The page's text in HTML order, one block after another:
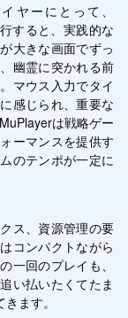
ヤーにとって、
すると、実践的な
大きな画面でずっ
幽霊に突かれる前
マウス入力でタイ
感じられ、重要な
は戦略ゲー
ーマンスを提供す
のテンポが一定に
ス、資源管理の要
コンパクトながら
一回のプレイも、
い払いたくてたま
ます。